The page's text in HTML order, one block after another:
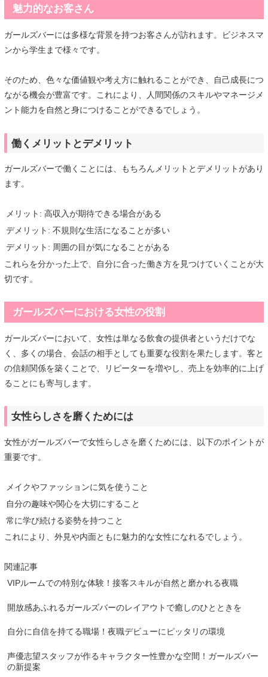
魅力的なお客さん
ガールズバーには多様な背景を持つお客さんが訪れます。ビジネスマ
ンから学生まで様々です。
そのため、色々な価値観や考え方に触れることができ、自己成長につ
ながる機会が豊富です。これにより、人間関係のスキルやマネージメ
ント能力を自然と身につけることができるでしょう。
働くメリットとデメリット
ガールズバーで働くことには、もちろんメリットとデメリットがあり
ます。
メリット: 高収入が期待できる場合がある
デメリット: 不規則な生活になることが多い
デメリット: 周囲の目が気になることがある
これらを分かった上で、自分に合った働き方を見つけていくことが大
切です。
ガールズバーにおける女性の役割
ガールズバーにおいて、女性は単なる飲食の提供者というだけでな
く、多くの場合、会話の相手としても重要な役割を果たします。客と
の信頼関係を築くことで、リピーターを増やし、売上を効率的に上げ
ることにも寄与します。
女性らしさを磨くためには
女性がガールズバーで女性らしさを磨くためには、以下のポイントが
重要です。
メイクやファッションに気を使うこと
自分の趣味や関心を大切にすること
常に学び続ける姿勢を持つこと
これにより、外見や内面ともに魅力的な女性になれるでしょう。
関連記事
VIPルームでの特別な体験！接客スキルが自然と磨かれる夜職
開放感あふれるガールズバーのレイアウトで癒しのひとときを
自分に自信を持てる職場！夜職デビューにピッタリの環境
声優志望スタッフが作るキャラクター性豊かな空間！ガールズバー
の新提案